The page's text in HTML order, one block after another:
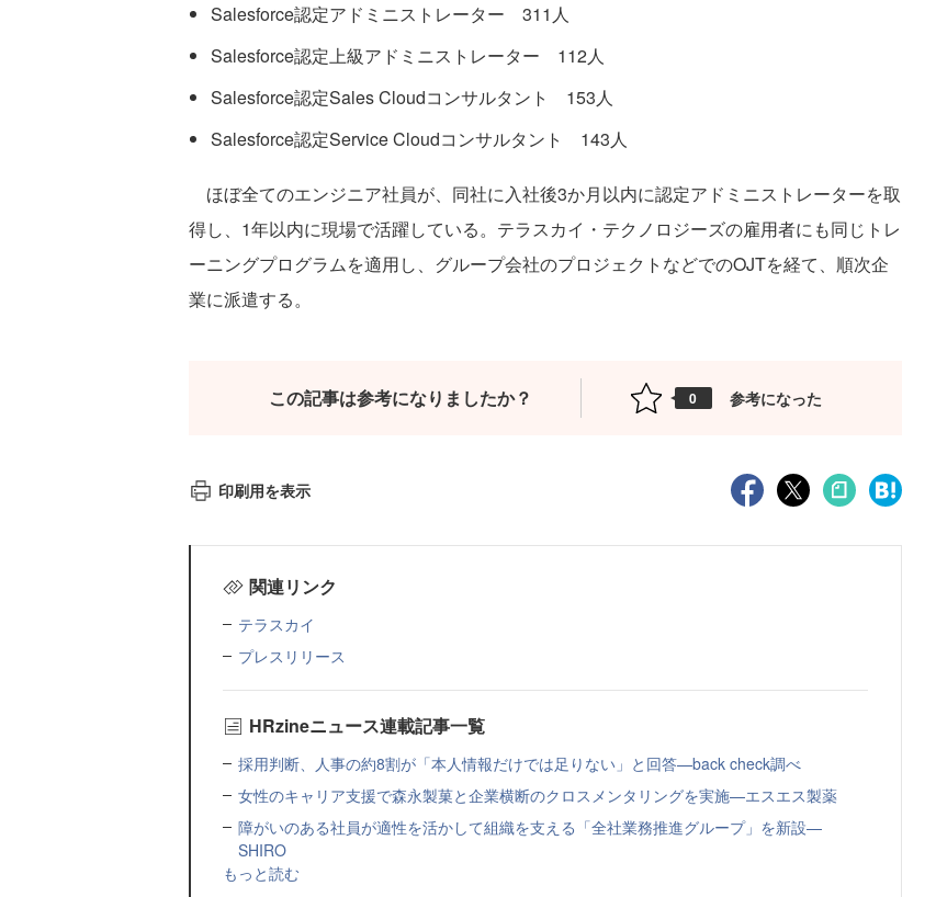
Salesforce認定アドミニストレーター 311人
Salesforce認定上級アドミニストレーター 112人
Salesforce認定Sales Cloudコンサルタント 153人
Salesforce認定Service Cloudコンサルタント 143人
ほぼ全てのエンジニア社員が、同社に入社後3か月以内に認定アドミニストレーターを取
得し、1年以内に現場で活躍している。テラスカイ・テクノロジーズの雇用者にも同じトレ
ーニングプログラムを適用し、グループ会社のプロジェクトなどでのOJTを経て、順次企
業に派遣する。
この記事は参考になりましたか？ 0 参考になった
印刷用を表示
関連リンク
テラスカイ
プレスリリース
HRzineニュース連載記事一覧
採用判断、人事の約8割が「本人情報だけでは足りない」と回答—back check調べ
女性のキャリア支援で森永製菓と企業横断のクロスメンタリングを実施—エスエス製薬
障がいのある社員が適性を活かして組織を支える「全社業務推進グループ」を新設—
SHIRO
もっと読む